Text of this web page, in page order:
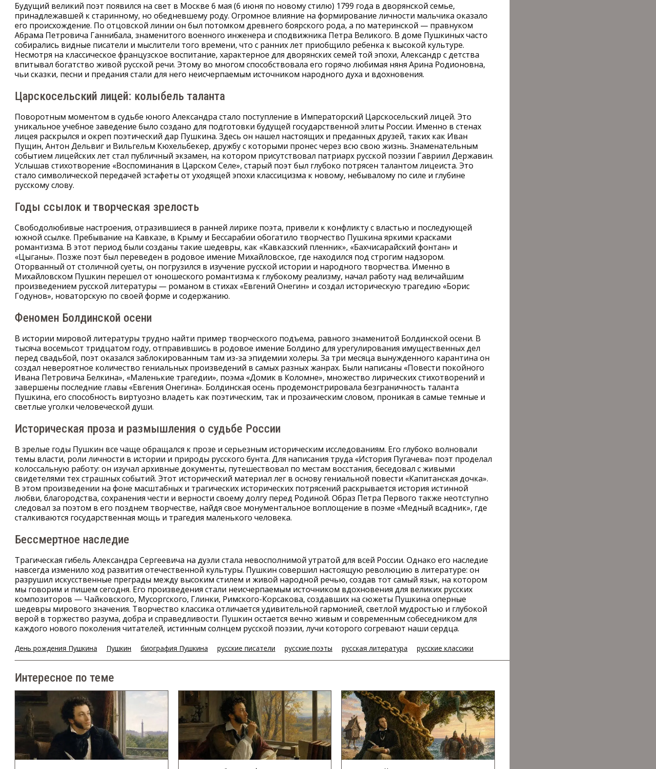
Будущий великий поэт появился на свет в Москве 6 мая (6 июня по новому стилю) 1799 года в дворянской семье,
принадлежавшей к старинному, но обедневшему роду. Огромное влияние на формирование личности мальчика оказало
его происхождение. По отцовской линии он был потомком древнего боярского рода, а по материнской — правнуком
Абрама Петровича Ганнибала, знаменитого военного инженера и сподвижника Петра Великого. В доме Пушкиных часто
собирались видные писатели и мыслители того времени, что с ранних лет приобщило ребенка к высокой культуре.
Несмотря на классическое французское воспитание, характерное для дворянских семей той эпохи, Александр с детства
впитывал богатство живой русской речи. Этому во многом способствовала его горячо любимая няня Арина Родионовна,
чьи сказки, песни и предания стали для него неисчерпаемым источником народного духа и вдохновения.
Царскосельский лицей: колыбель таланта
Поворотным моментом в судьбе юного Александра стало поступление в Императорский Царскосельский лицей. Это
уникальное учебное заведение было создано для подготовки будущей государственной элиты России. Именно в стенах
лицея раскрылся и окреп поэтический дар Пушкина. Здесь он нашел настоящих и преданных друзей, таких как Иван
Пущин, Антон Дельвиг и Вильгельм Кюхельбекер, дружбу с которыми пронес через всю свою жизнь. Знаменательным
событием лицейских лет стал публичный экзамен, на котором присутствовал патриарх русской поэзии Гавриил Державин.
Услышав стихотворение «Воспоминания в Царском Селе», старый поэт был глубоко потрясен талантом лицеиста. Это
стало символической передачей эстафеты от уходящей эпохи классицизма к новому, небывалому по силе и глубине
русскому слову.
Годы ссылок и творческая зрелость
Свободолюбивые настроения, отразившиеся в ранней лирике поэта, привели к конфликту с властью и последующей
южной ссылке. Пребывание на Кавказе, в Крыму и Бессарабии обогатило творчество Пушкина яркими красками
романтизма. В этот период были созданы такие шедевры, как «Кавказский пленник», «Бахчисарайский фонтан» и
«Цыганы». Позже поэт был переведен в родовое имение Михайловское, где находился под строгим надзором.
Оторванный от столичной суеты, он погрузился в изучение русской истории и народного творчества. Именно в
Михайловском Пушкин перешел от юношеского романтизма к глубокому реализму, начал работу над величайшим
произведением русской литературы — романом в стихах «Евгений Онегин» и создал историческую трагедию «Борис
Годунов», новаторскую по своей форме и содержанию.
Феномен Болдинской осени
В истории мировой литературы трудно найти пример творческого подъема, равного знаменитой Болдинской осени. В
тысяча восемьсот тридцатом году, отправившись в родовое имение Болдино для урегулирования имущественных дел
перед свадьбой, поэт оказался заблокированным там из-за эпидемии холеры. За три месяца вынужденного карантина он
создал невероятное количество гениальных произведений в самых разных жанрах. Были написаны «Повести покойного
Ивана Петровича Белкина», «Маленькие трагедии», поэма «Домик в Коломне», множество лирических стихотворений и
завершены последние главы «Евгения Онегина». Болдинская осень продемонстрировала безграничность таланта
Пушкина, его способность виртуозно владеть как поэтическим, так и прозаическим словом, проникая в самые темные и
светлые уголки человеческой души.
Историческая проза и размышления о судьбе России
В зрелые годы Пушкин все чаще обращался к прозе и серьезным историческим исследованиям. Его глубоко волновали
темы власти, роли личности в истории и природы русского бунта. Для написания труда «История Пугачева» поэт проделал
колоссальную работу: он изучал архивные документы, путешествовал по местам восстания, беседовал с живыми
свидетелями тех страшных событий. Этот исторический материал лег в основу гениальной повести «Капитанская дочка».
В этом произведении на фоне масштабных и трагических исторических потрясений раскрывается история истинной
любви, благородства, сохранения чести и верности своему долгу перед Родиной. Образ Петра Первого также неотступно
следовал за поэтом в его позднем творчестве, найдя свое монументальное воплощение в поэме «Медный всадник», где
сталкиваются государственная мощь и трагедия маленького человека.
Бессмертное наследие
Трагическая гибель Александра Сергеевича на дуэли стала невосполнимой утратой для всей России. Однако его наследие
навсегда изменило ход развития отечественной культуры. Пушкин совершил настоящую революцию в литературе: он
разрушил искусственные преграды между высоким стилем и живой народной речью, создав тот самый язык, на котором
мы говорим и пишем сегодня. Его произведения стали неисчерпаемым источником вдохновения для великих русских
композиторов — Чайковского, Мусоргского, Глинки, Римского-Корсакова, создавших на сюжеты Пушкина оперные
шедевры мирового значения. Творчество классика отличается удивительной гармонией, светлой мудростью и глубокой
верой в торжество разума, добра и справедливости. Пушкин остается вечно живым и современным собеседником для
каждого нового поколения читателей, истинным солнцем русской поэзии, лучи которого согревают наши сердца.
День рождения Пушкина Пушкин биография Пушкина русские писатели русские поэты русская литература русские классики
Интересное по теме